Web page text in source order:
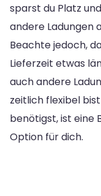
sparst du Platz
andere Ladungen
Beachte jedoch,
Lieferzeit etwas
auch andere
zeitlich flexibel
benötigst, ist eine
Option für dich.